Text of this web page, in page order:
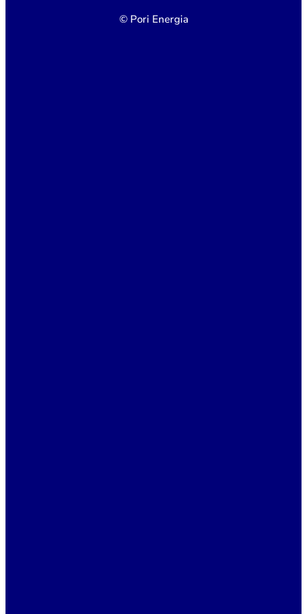
© Pori Energia